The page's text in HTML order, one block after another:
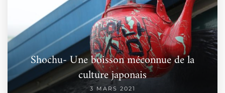
Shochu- Une boisson méconnue de la
culture japonais
3 MARS 2021